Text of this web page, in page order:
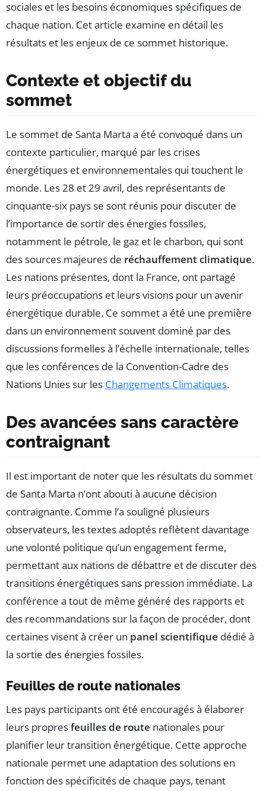
sociales et les besoins économiques spécifiques de
chaque nation. Cet article examine en détail les
résultats et les enjeux de ce sommet historique.
Contexte et objectif du
sommet
Le sommet de Santa Marta a été convoqué dans un
contexte particulier, marqué par les crises
énergétiques et environnementales qui touchent le
monde. Les 28 et 29 avril, des représentants de
cinquante-six pays se sont réunis pour discuter de
l’importance de sortir des énergies fossiles,
notamment le pétrole, le gaz et le charbon, qui sont
des sources majeures de réchauffement climatique.
Les nations présentes, dont la France, ont partagé
leurs préoccupations et leurs visions pour un avenir
énergétique durable. Ce sommet a été une première
dans un environnement souvent dominé par des
discussions formelles à l’échelle internationale, telles
que les conférences de la Convention-Cadre des
Nations Unies sur les Changements Climatiques.
Des avancées sans caractère
contraignant
Il est important de noter que les résultats du sommet
de Santa Marta n’ont abouti à aucune décision
contraignante. Comme l’a souligné plusieurs
observateurs, les textes adoptés reflètent davantage
une volonté politique qu’un engagement ferme,
permettant aux nations de débattre et de discuter des
transitions énergétiques sans pression immédiate. La
conférence a tout de même généré des rapports et
des recommandations sur la façon de procéder, dont
certaines visent à créer un panel scientifique dédié à
la sortie des énergies fossiles.
Feuilles de route nationales
Les pays participants ont été encouragés à élaborer
leurs propresfeuilles de route nationales pour
planifier leur transition énergétique. Cette approche
nationale permet une adaptation des solutions en
fonction des spécificités de chaque pays, tenant